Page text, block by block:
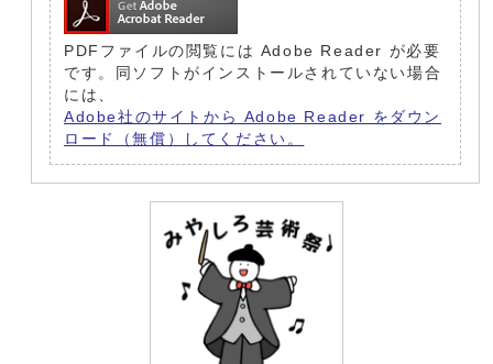
PDFファイルの閲覧には Adobe Reader が必要
です。同ソフトがインストールされていない場合
には、
Adobe社のサイトから Adobe Reader をダウン
ロード（無償）してください。